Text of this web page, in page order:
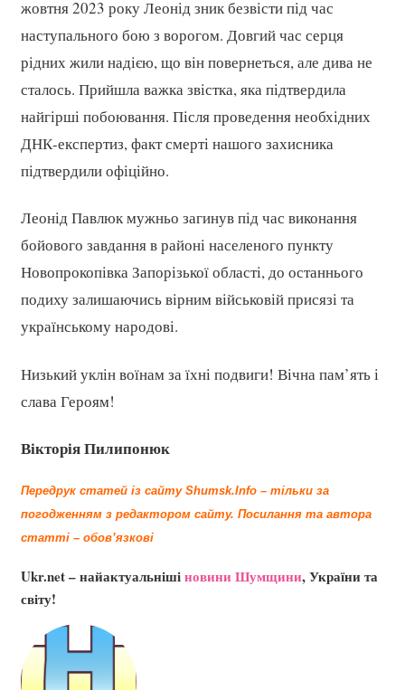
жовтня 2023 року Леонід зник безвісти під час
наступального бою з ворогом. Довгий час серця
рідних жили надією, що він повернеться, але дива не
сталось. Прийшла важка звістка, яка підтвердила
найгірші побоювання. Після проведення необхідних
ДНК-експертиз, факт смерті нашого захисника
підтвердили офіційно.
Леонід Павлюк мужньо загинув під час виконання
бойового завдання в районі населеного пункту
Новопрокопівка Запорізької області, до останнього
подиху залишаючись вірним військовій присязі та
українському народові.
Низький уклін воїнам за їхні подвиги! Вічна пам’ять і
слава Героям!
Вікторія Пилипонюк
Передрук статей із сайту Shumsk.Info – тільки за
погодженням з редактором сайту. Посилання та автора
статті – обов’язкові
Ukr.net – найактуальнішіновини Шумщини, України та
світу!